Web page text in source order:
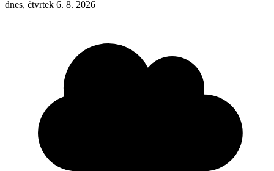
dnes, čtvrtek 6. 8. 2026